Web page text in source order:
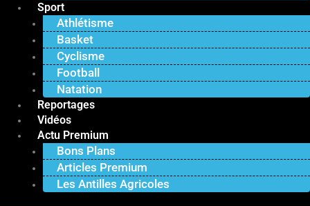
Sport
Athlétisme
Basket
Cyclisme
Football
Natation
Reportages
Vidéos
Actu Premium
Bons Plans
Articles Premium
Les Antilles Agricoles